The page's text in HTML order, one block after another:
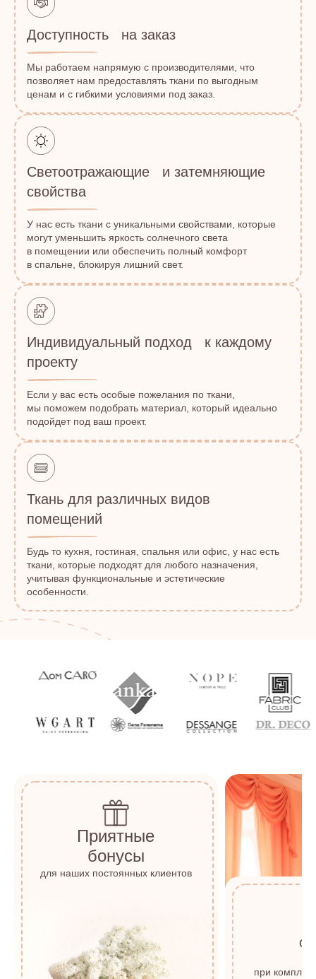
Доступность на заказ
Мы работаем напрямую с производителями, что
позволяет нам предоставлять ткани по выгодным
ценам и с гибкими условиями под заказ.
Светоотражающие и затемняющие
свойства
У нас есть ткани с уникальными свойствами, которые
могут уменьшить яркость солнечного света
в помещении или обеспечить полный комфорт
в спальне, блокируя лишний свет.
Индивидуальный подход к каждому
проекту
Если у вас есть особые пожелания по ткани,
мы поможем подобрать материал, который идеально
подойдет под ваш проект.
Ткань для различных видов
помещений
Будь то кухня, гостиная, спальня или офис, у нас есть
ткани, которые подходят для любого назначения,
учитывая функциональные и эстетические
особенности.
Приятные
бонусы
для наших постоянных клиентов
при